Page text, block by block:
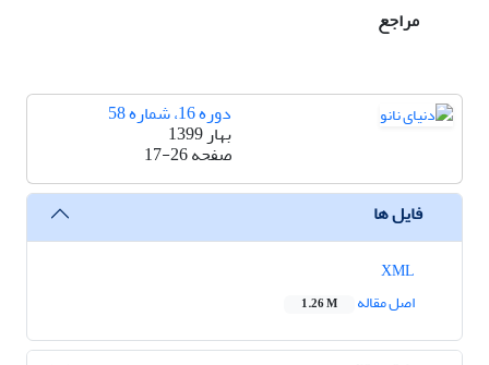
مراجع
دوره 16، شماره 58
بهار 1399
صفحه17-26
فایل ها
اصل مقاله
1.26 M